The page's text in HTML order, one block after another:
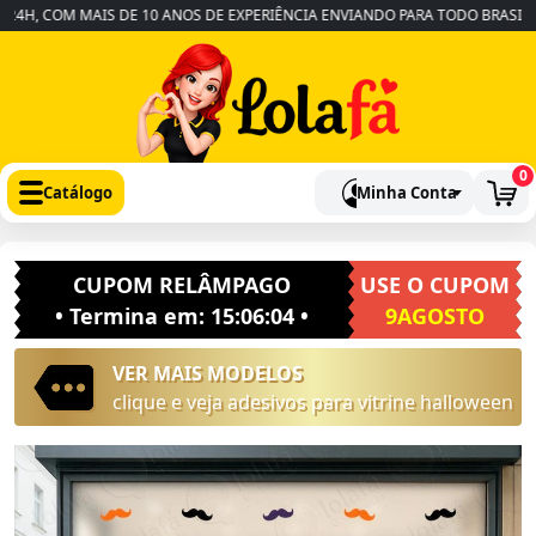
COM MAIS DE 10 ANOS DE EXPERIÊNCIA ENVIANDO PARA TODO BRASIL
Catálogo Minha Conta
0
CUPOM RELÂMPAGO
• Termina em: 15:06:03•
USE O CUPOM
9AGOSTO
VER MAIS MODELOS
clique e veja adesivos para vitrine halloween